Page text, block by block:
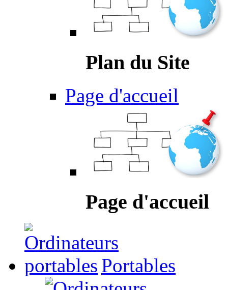
Plan du Site
Page d'accueil
Page d'accueil
Portables